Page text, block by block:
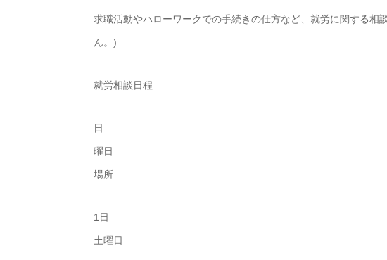
求職活動やハローワークでの手続きの仕方など、就労に関する相
ん。)
就労相談日程
日
曜日
場所
1日
土曜日